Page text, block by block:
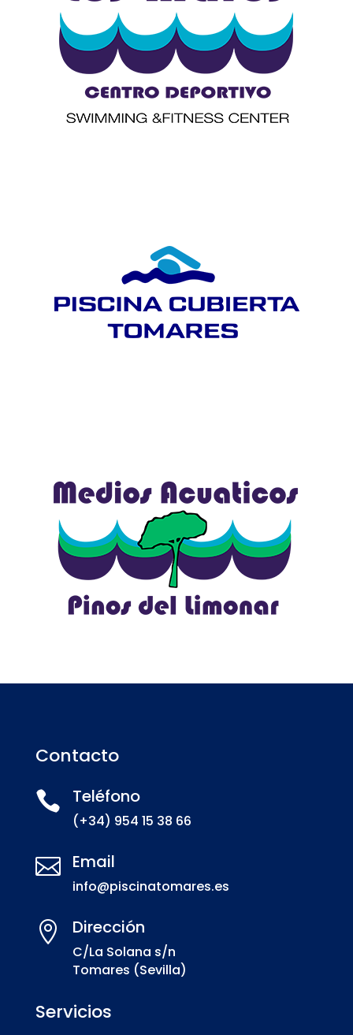
Contacto
 Teléfono
(+34) 954 15 38 66
 Email
info@piscinatomares.es
 Dirección
C/La Solana s/n
Tomares (Sevilla)
Servicios